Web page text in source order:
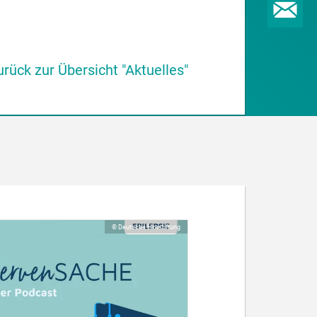
zur Übersicht "Aktuelles"
© Deutsche Hirnstiftung